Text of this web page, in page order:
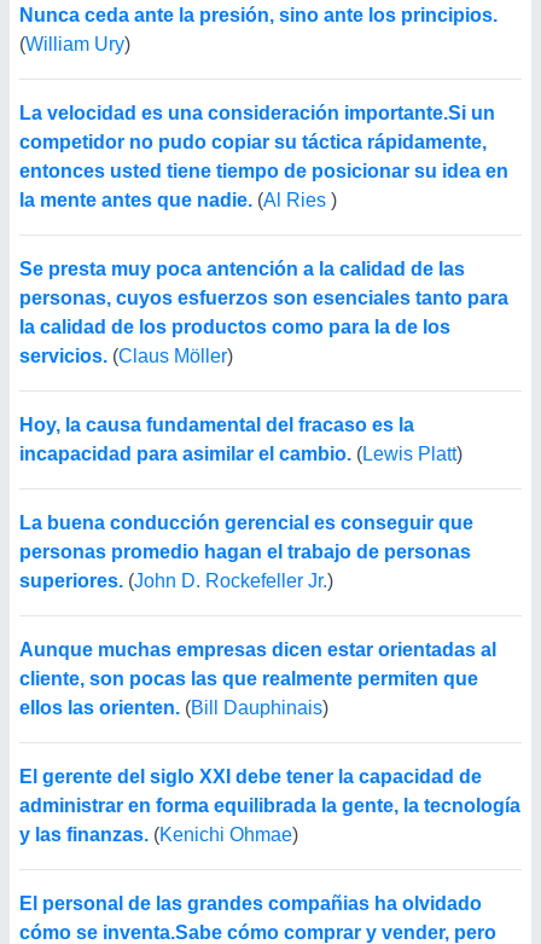
Nunca ceda ante la presión, sino ante los principios.
(William Ury)
La velocidad es una consideración importante.Si un
competidor no pudo copiar su táctica rápidamente,
entonces usted tiene tiempo de posicionar su idea en
la mente antes que nadie. (Al Ries )
Se presta muy poca antención a la calidad de las
personas, cuyos esfuerzos son esenciales tanto para
la calidad de los productos como para la de los
servicios. (Claus Möller)
Hoy, la causa fundamental del fracaso es la
incapacidad para asimilar el cambio. (Lewis Platt)
La buena conducción gerencial es conseguir que
personas promedio hagan el trabajo de personas
superiores. (John D. Rockefeller Jr.)
Aunque muchas empresas dicen estar orientadas al
cliente, son pocas las que realmente permiten que
ellos las orienten. (Bill Dauphinais)
El gerente del siglo XXI debe tener la capacidad de
administrar en forma equilibrada la gente, la tecnología
y las finanzas. (Kenichi Ohmae)
El personal de las grandes compañias ha olvidado
cómo se inventa.Sabe cómo comprar y vender, pero